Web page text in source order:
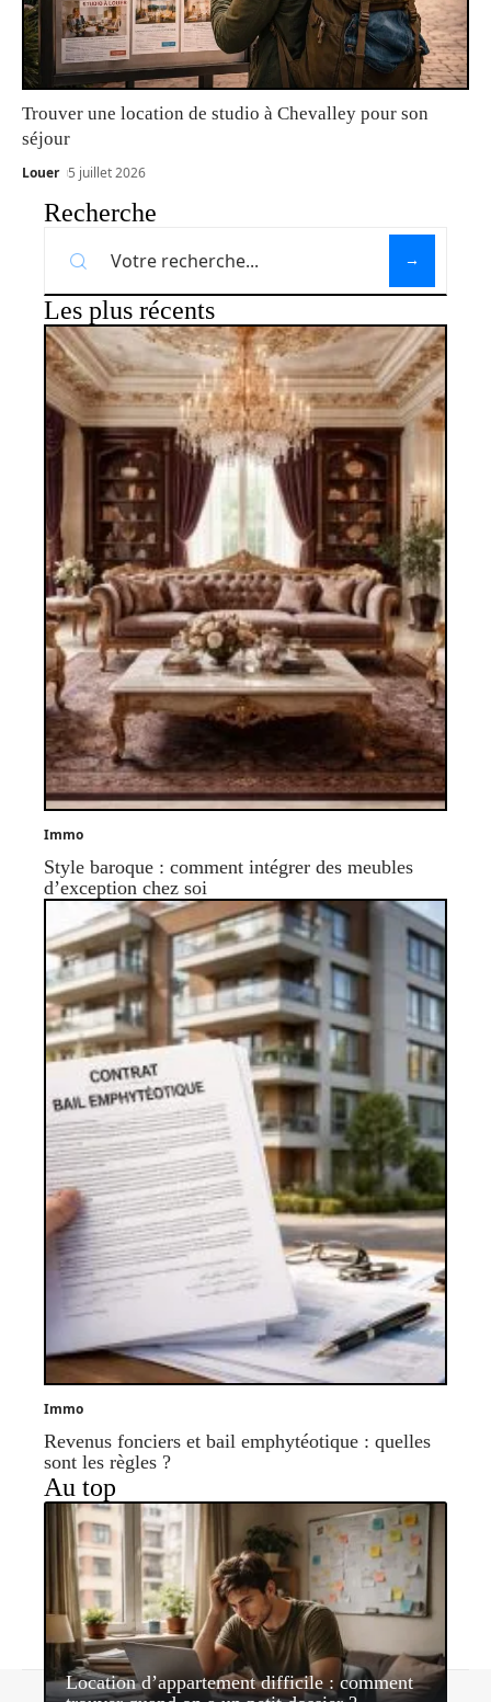
Trouver une location de studio à Chevalley pour son
séjour
Louer 5 juillet 2026
Recherche
Les plus récents
Immo
Style baroque : comment intégrer des meubles
d’exception chez soi
Immo
Revenus fonciers et bail emphytéotique : quelles
sont les règles ?
Au top
Location d’appartement difficile : comment
Contact Mentions légales Sitemap